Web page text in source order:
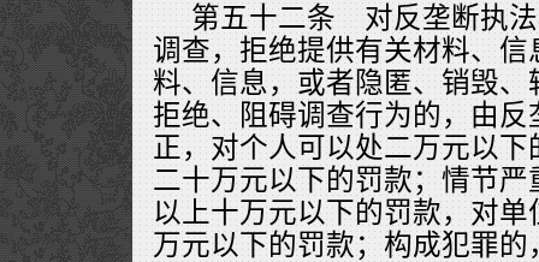
第五十二条 对反垄断执
调查，拒绝提供有关材料、
料、信息，或者隐匿、销毁
拒绝、阻碍调查行为的，由
正，对个人可以处二万元以
二十万元以下的罚款；情节
以上十万元以下的罚款，对
万元以下的罚款；构成犯罪